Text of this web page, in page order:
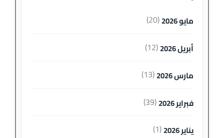
مايو 2026 (20)
أبريل 2026 (12)
مارس 2026 (13)
فبراير 2026 (39)
يناير 2026 (1)